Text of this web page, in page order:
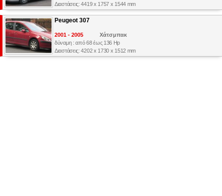
Διαστάσεις: 4419 x 1757 x 1544 mm
Peugeot 307
2001 - 2005
Χάτσμπακ
δύναμη : από 68 έως 136 Hp
Διαστάσεις: 4202 x 1730 x 1512 mm